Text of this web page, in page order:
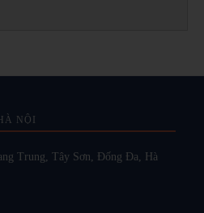
NỘI
Trung, Tây Sơn, Đống Đa, Hà